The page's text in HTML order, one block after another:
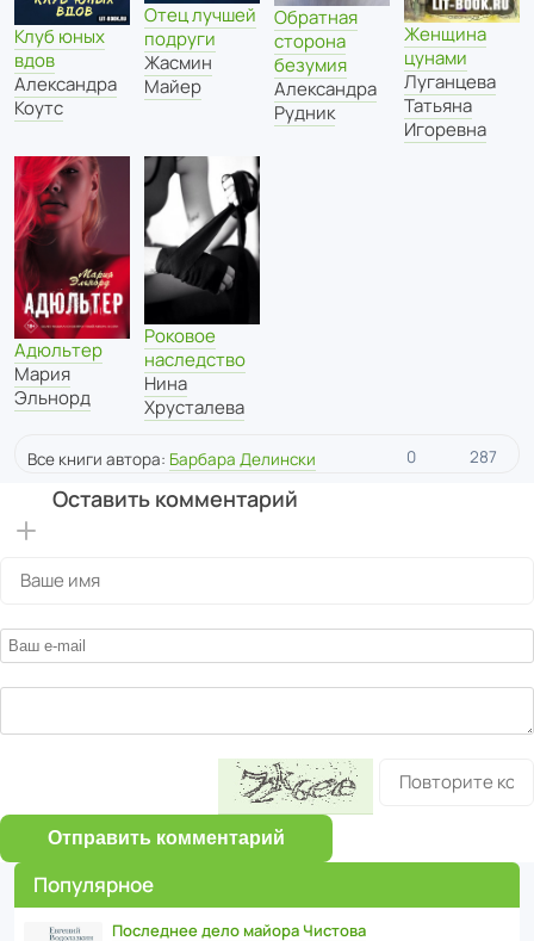
Клуб юных
вдов
Александра
Коутс
Отец лучшей
подруги
Жасмин
Майер
Обратная
сторона
безумия
Александра
Рудник
Женщина
цунами
Луганцева
Татьяна
Игоревна
Адюльтер
Мария
Эльнорд
Роковое
наследство
Нина
Хрусталева
Все книги автора: Барбара Делински 0 287
Оставить комментарий
Отправить комментарий
Популярное
Последнее дело майора Чистова